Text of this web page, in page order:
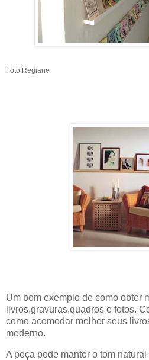
Foto:Regiane
Um bom exemplo de como obter
livros,gravuras,quadros e fotos.
como acomodar melhor seus
moderno.
A peça pode manter o tom